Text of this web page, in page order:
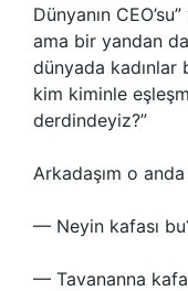
Dünyanın
ama bir yandan
dünyada
kim kiminle
derdindeyiz?”
Arkadaşım o
— Neyin kafası
— Tavananna